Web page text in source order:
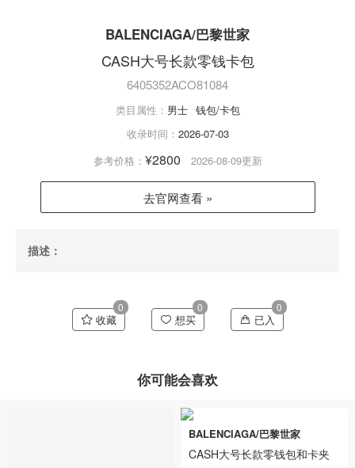
BALENCIAGA/巴黎世家
CASH大号长款零钱卡包
6405352ACO81084
类目属性： 男士 钱包/卡包
收录时间： 2026-07-03
参考价格： ¥2800 2026-08-09更新
去官网查看 »
描述：
收藏
0
想买
0
已入
0
你可能会喜欢
BALENCIAGA/巴黎世家
CASH大号长款零钱包和卡夹